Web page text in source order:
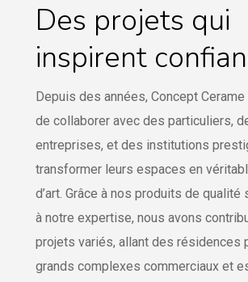
Des projets qui
inspirent
Depuis des années, Concept Cerame
de collaborer avec des particuliers,
entreprises, et des institutions
transformer leurs espaces en
d’art. Grâce à nos produits de qualité
à notre expertise, nous avons
projets variés, allant des résidences
grands complexes commerciaux et